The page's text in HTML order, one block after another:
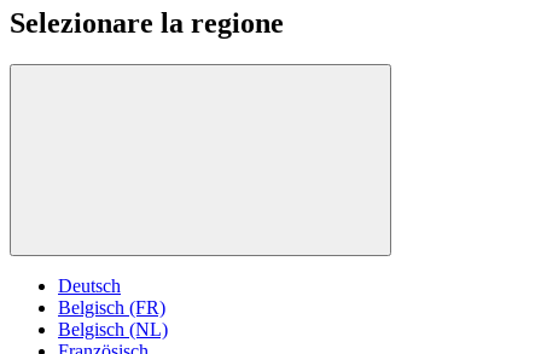
Selezionare la regione
Deutsch
Belgisch (FR)
Belgisch (NL)